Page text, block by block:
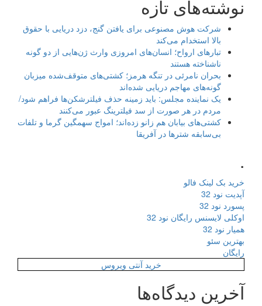
نوشته‌های تازه
شرکت هوش مصنوعی برای یافتن گنج، دزد دریایی با حقوق
بالا استخدام می‌کند
تبارهای ارواح؛ انسان‌های امروزی وارث ژن‌هایی از دو گونه
ناشناخته هستند
بحران نامرئی در تنگه هرمز؛ کشتی‌های متوقف‌شده میزبان
گونه‌های مهاجم دریایی شده‌اند
یک نماینده مجلس: باید زمینه حذف فیلترشکن‌ها فراهم شود/
مردم در هر صورت از سد فیلترینگ عبور می‌کنند
کشتی‌های بیابان هم زانو زده‌اند؛ امواج سهمگین گرما و تلفات
بی‌سابقه شترها در آفریقا
.
خرید بک لینک فالو
آپدیت نود 32
پسورد نود 32
اوکلی لایسنس رایگان نود 32
همیار نود 32
بهترین سئو
رایگان
خرید آنتی ویروس
آخرین دیدگاه‌ها